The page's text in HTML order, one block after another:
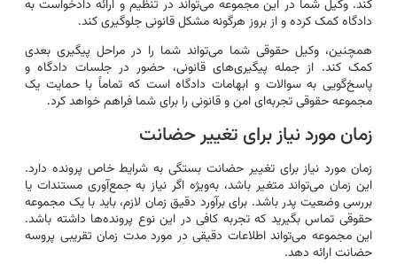
کند. وکیل شما در این مجموعه می‌تواند در تنظیم و ارائه دادخواست به
دادگاه کمک کرده و از بروز هرگونه مشکل قانونی جلوگیری کند.
همچنین، وکیل حقوقی شما می‌تواند شما را در مراحل پیگیری بعدی
کمک کند. از جمله پیگیری‌های قانونی، حضور در جلسات دادگاه و
پاسخ‌گویی به سوالات و ابهامات دادگاه است که تماماً با حمایت یک
مجموعه حقوقی تجربه‌ای امن و قانونی را برای شما فراهم خواهد کرد.
زمان مورد نیاز برای تغییر حضانت
زمان مورد نیاز برای تغییر حضانت بستگی به شرایط خاص پرونده دارد.
این زمان می‌تواند متغیر باشد، به‌ویژه اگر نیاز به جمع‌آوری مستندات یا
بررسی وضعیت پدر باشد. برای برآورد دقیق زمان لازم، باید با یک مجموعه
حقوقی تماس بگیرید که تجربه کافی در این نوع پرونده‌ها داشته باشد.
این مجموعه می‌تواند اطلاعات دقیقی در مورد مدت زمان تقریبی پروسه
حضانت ارائه دهد.